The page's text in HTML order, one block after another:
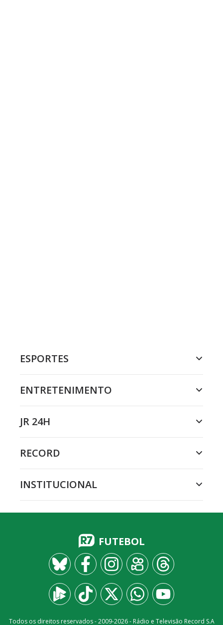
ESPORTES
ENTRETENIMENTO
JR 24H
RECORD
INSTITUCIONAL
FUTEBOL
Todos os direitos reservados - 2009-2026- Rádio e Televisão Record S.A